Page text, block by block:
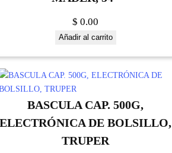
$ 0.00
Añadir al carrito
BASCULA CAP. 500G,
ELECTRÓNICA DE BOLSILLO,
TRUPER